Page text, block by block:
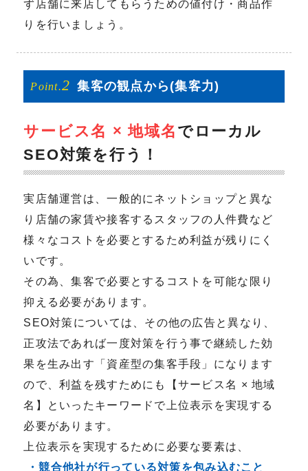
ず店舗に来店してもらうための値付け・商品作
りを行いましょう。
Point.2 集客の観点から (集客力)
サービス名 × 地域名 でローカル
SEO対策を行う！
実店舗運営は、一般的にネットショップと異な
り店舗の家賃や接客するスタッフの人件費など
様々なコストを必要とするため利益が残りにく
いです。
その為、集客で必要とするコストを可能な限り
抑える必要があります。
SEO対策については、その他の広告と異なり、
正攻法であれば一度対策を行う事で継続した効
果を生み出す「資産型の集客手段」になります
ので、利益を残すためにも【サービス名 × 地域
名】といったキーワードで上位表示を実現する
必要があります。
上位表示を実現するために必要な要素は、
・競合他社が行っている対策を包み込むこと